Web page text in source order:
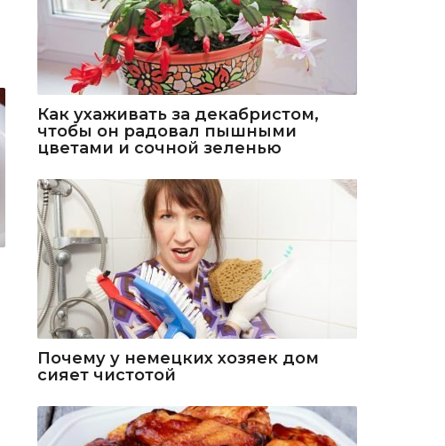
Как ухаживать за декабристом,
чтобы он радовал пышными
цветами и сочной зеленью
Почему у немецких хозяек дом
сияет чистотой